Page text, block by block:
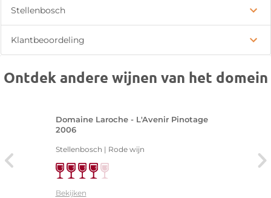
Stellenbosch
Klantbeoordeling
Ontdek andere wijnen van het domein
Domaine Laroche - L'Avenir Pinotage
2006
Stellenbosch | Rode wijn
Bekijken